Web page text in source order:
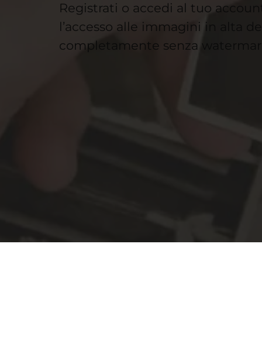
Registrati o accedi al tuo
l’accesso alle immagini in alta
completamente senza